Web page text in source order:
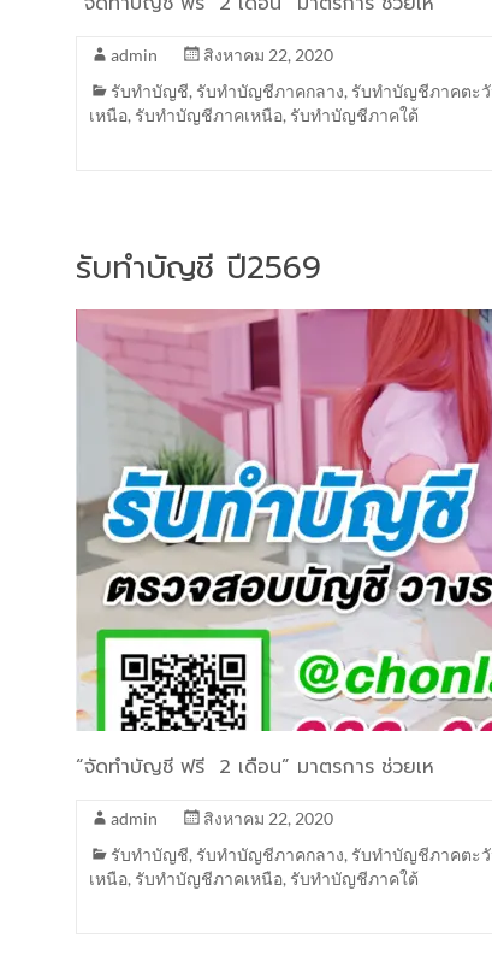
admin
สิงหาคม 22, 2020
รับทำบัญชี, รับทำบัญชีภาคกลาง, รับทำบัญชีภาคตะ
เหนือ, รับทำบัญชีภาคเหนือ, รับทำบัญชีภาคใต้
รับทำบัญชี ปี2569
“จัดทำบัญชี ฟรี 2 เดือน” มาตรการ ช่วยเห
admin
สิงหาคม 22, 2020
รับทำบัญชี, รับทำบัญชีภาคกลาง, รับทำบัญชีภาคตะ
เหนือ, รับทำบัญชีภาคเหนือ, รับทำบัญชีภาคใต้